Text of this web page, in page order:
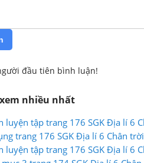
đầu tiên bình luận!
nhiều nhất
luyện tập trang 176 SGK Địa lí 6
trang 176 SGK Địa lí 6 Chân
luyện tập trang 176 SGK Địa lí 6